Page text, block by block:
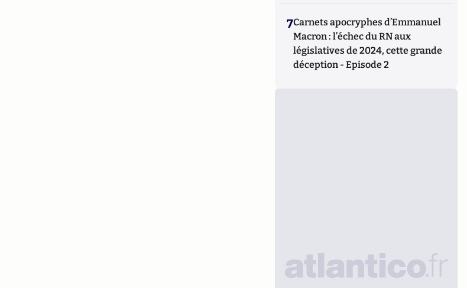
7Carnets apocryphes d’Emmanuel
Macron : l’échec du RN aux
législatives de 2024, cette grande
déception - Episode 2